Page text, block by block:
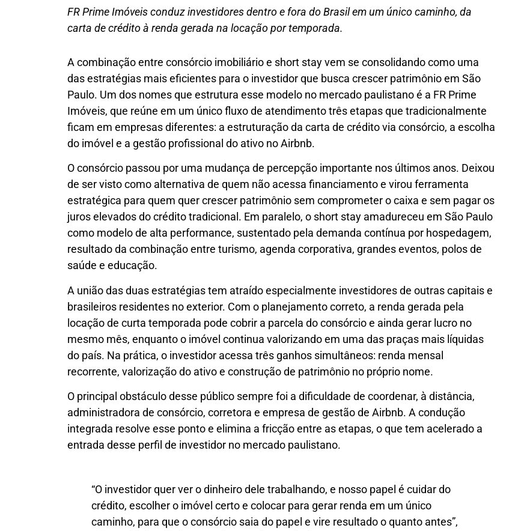
FR Prime Imóveis conduz investidores dentro e fora do Brasil em um único caminho, da
carta de crédito à renda gerada na locação por temporada.
A combinação entre consórcio imobiliário e short stay vem se consolidando como uma
das estratégias mais eficientes para o investidor que busca crescer patrimônio em São
Paulo. Um dos nomes que estrutura esse modelo no mercado paulistano é a FR Prime
Imóveis, que reúne em um único fluxo de atendimento três etapas que tradicionalmente
ficam em empresas diferentes: a estruturação da carta de crédito via consórcio, a escolha
do imóvel e a gestão profissional do ativo no Airbnb.
O consórcio passou por uma mudança de percepção importante nos últimos anos. Deixou
de ser visto como alternativa de quem não acessa financiamento e virou ferramenta
estratégica para quem quer crescer patrimônio sem comprometer o caixa e sem pagar os
juros elevados do crédito tradicional. Em paralelo, o short stay amadureceu em São Paulo
como modelo de alta performance, sustentado pela demanda contínua por hospedagem,
resultado da combinação entre turismo, agenda corporativa, grandes eventos, polos de
saúde e educação.
A união das duas estratégias tem atraído especialmente investidores de outras capitais e
brasileiros residentes no exterior. Com o planejamento correto, a renda gerada pela
locação de curta temporada pode cobrir a parcela do consórcio e ainda gerar lucro no
mesmo mês, enquanto o imóvel continua valorizando em uma das praças mais líquidas
do país. Na prática, o investidor acessa três ganhos simultâneos: renda mensal
recorrente, valorização do ativo e construção de patrimônio no próprio nome.
O principal obstáculo desse público sempre foi a dificuldade de coordenar, à distância,
administradora de consórcio, corretora e empresa de gestão de Airbnb. A condução
integrada resolve esse ponto e elimina a fricção entre as etapas, o que tem acelerado a
entrada desse perfil de investidor no mercado paulistano.
“O investidor quer ver o dinheiro dele trabalhando, e nosso papel é cuidar do
crédito, escolher o imóvel certo e colocar para gerar renda em um único
caminho, para que o consórcio saia do papel e vire resultado o quanto antes”,